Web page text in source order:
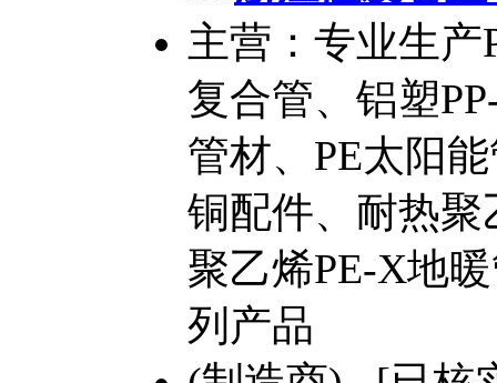
主营：专业生产
复合管、铝塑
管材、PE太阳
铜配件、耐热聚
聚乙烯PE-X地
列产品